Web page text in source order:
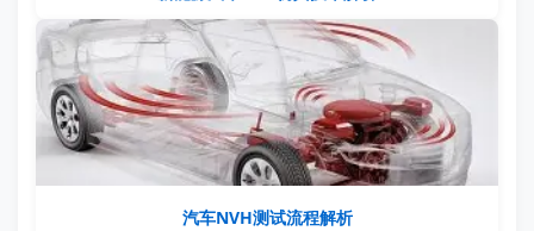
汽车NVH测试流程解析